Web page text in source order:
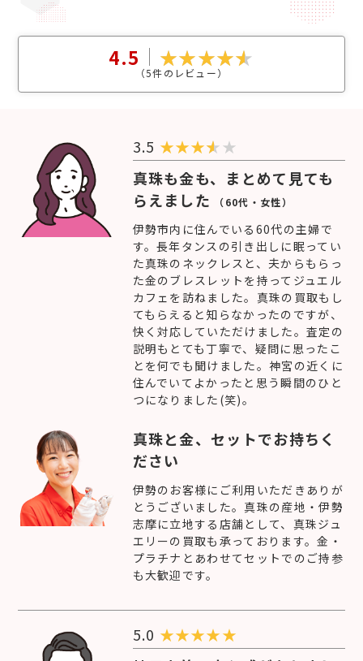
4.5
（5件のレビュー）
3.5 ★★★
★
真珠も金も、まとめて見ても
らえました
（60代・女性）
伊勢市内に住んでいる60代の主婦で
す。長年タンスの引き出しに眠ってい
た真珠のネックレスと、夫からもらっ
た金のブレスレットを持ってジュエル
カフェを訪ねました。真珠の買取もし
てもらえると知らなかったのですが、
快く対応していただけました。査定の
説明もとても丁寧で、疑問に思ったこ
とを何でも聞けました。神宮の近くに
住んでいてよかったと思う瞬間のひと
つになりました(笑)。
真珠と金、セットでお持ちく
ださい
伊勢のお客様にご利用いただきありが
とうございました。真珠の産地・伊勢
志摩に立地する店舗として、真珠ジュ
エリーの買取も承っております。金・
プラチナとあわせてセットでのご持参
も大歓迎です。
5.0 ★★★★★